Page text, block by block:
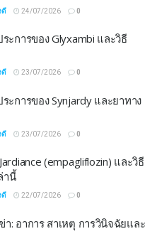
ดี 24/07/2026 0
ะการของ Glyxambi และวิธี
ดี 23/07/2026 0
ะการของ Synjardy และยาทาง
ดี 23/07/2026 0
(empagliflozin) และวิธี
านี้
ดี 22/07/2026 0
า: อาการ สาเหตุ การวินิจฉัยและ